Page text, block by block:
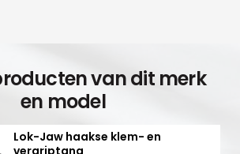
van dit merk
en model
Lok-Jaw haakse klem- en
vergriptang